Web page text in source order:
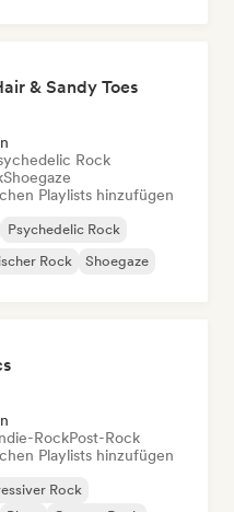
& Sandy Toes
Rock
Shoegaze
Playlists hinzufügen
Psychedelic Rock
Rock Shoegaze
RockPost-Rock
Playlists hinzufügen
Rock